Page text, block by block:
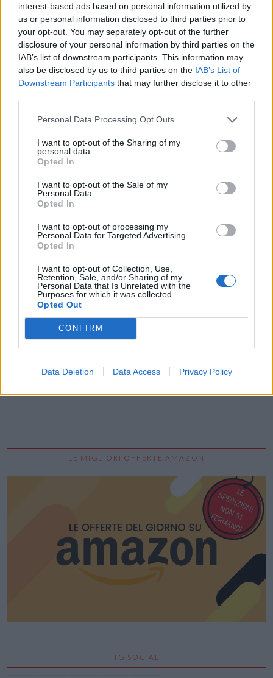
interest-based ads based on personal information utilized by
us or personal information disclosed to third parties prior to
your opt-out. You may separately opt-out of the further
disclosure of your personal information by third parties on the
IAB’s list of downstream participants. This information may
also be disclosed by us to third parties on the IAB’s List of
Downstream Participants that may further disclose it to other
Personal Data Processing Opt Outs
I want to opt-out of the Sharing of my
personal data.
Opted In
I want to opt-out of the Sale of my
Personal Data.
Opted In
I want to opt-out of processing my
Personal Data for Targeted Advertising.
Opted In
I want to opt-out of Collection, Use,
Retention, Sale, and/or Sharing of my
Personal Data that Is Unrelated with the
Purposes for which it was collected.
Opted Out
CONFIRM
Data Deletion Data Access Privacy Policy
vendita è la priorità per LG e continueremo a dimostrare che
mettiamo sempre le esigenze dei nostri clienti al primo posto”.
Condividi questo articolo:
Stampa
Vuoi ricevere gli aggiornamenti delle news di TecnoGazzetta?
Inserisci nome ed indirizzo E-Mail:
Acconsento al trattamento dei dati personali (
LE MIGLIORI OFFERTE AMAZON
TG SOCIAL